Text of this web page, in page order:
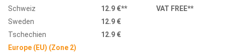
Schweiz
12.9 €**
VAT FREE**
Sweden
12.9 €
Tschechien
12.9 €
Europe (EU) (Zone 2)